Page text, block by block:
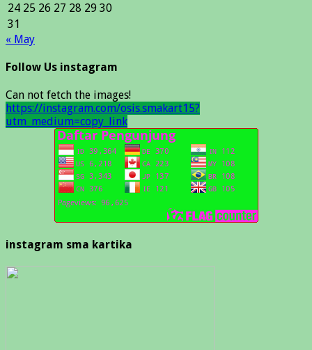
24 25 26 27 28 29 30
31
« May
Follow Us instagram
Can not fetch the images!
https://instagram.com/osis.smakart15?
utm_medium=copy_link
instagram sma kartika